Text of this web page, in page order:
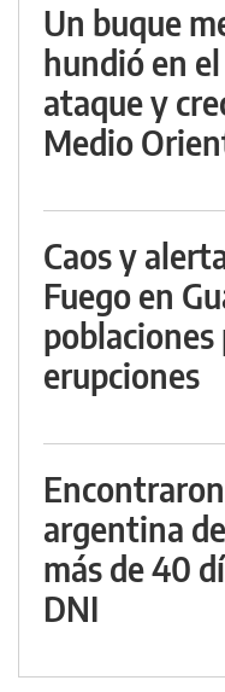
Un buque
hundió en
ataque y
Medio
Caos y
Fuego en
erupciones
argentina
más de 40
DNI